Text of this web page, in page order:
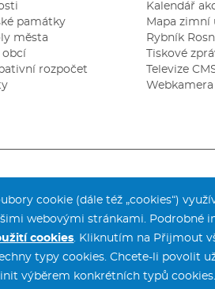
památky
města
obcí
rozpočet
Kalendář
Mapa zimní
Rybník
Tiskové
Televize
Webkamera
cookie (dále též „cookies“)
webovými stránkami. Podrobné
cookies. Kliknutím na Přijmout
typy cookies. Chcete-li povolit
výběrem konkrétních typů